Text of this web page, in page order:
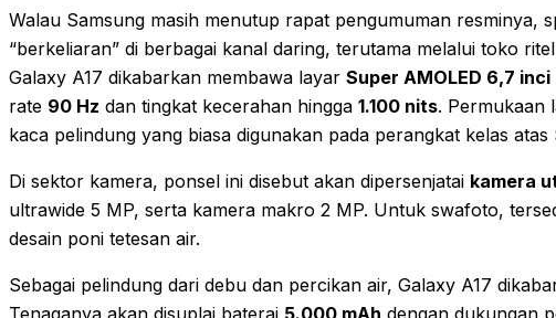
Walau Samsung masih menutup rapat pengumuman resminya,
“berkeliaran” di berbagai kanal daring, terutama melalui toko
Galaxy A17 dikabarkan membawa layar Super AMOLED 6,7 inci
rate 90 Hz dan tingkat kecerahan hingga 1.100 nits. Permukaan
kaca pelindung yang biasa digunakan pada perangkat kelas atas
Di sektor kamera, ponsel ini disebut akan dipersenjatai kamera
ultrawide 5 MP, serta kamera makro 2 MP. Untuk swafoto,
desain poni tetesan air.
Sebagai pelindung dari debu dan percikan air, Galaxy A17
Tenaganya akan disuplai baterai 5.000 mAh dengan dukungan